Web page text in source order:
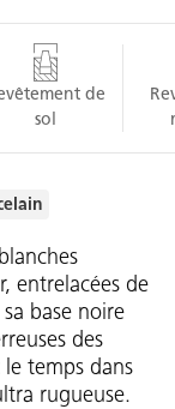
de
sol
entrelacées de
base noire
des
temps dans
rugueuse.